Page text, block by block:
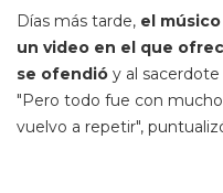
Días más tarde, el
un video en el que
se ofendió y al
"Pero todo fue con
vuelvo a repetir",